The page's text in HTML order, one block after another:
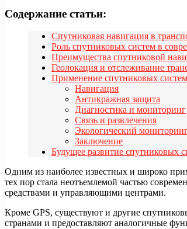
Содержание статьи:
Спутниковая навигация в
Роль спутниковых систем в
Преимущества спутниковой
Геолокация и отслеживание
Применение спутниковых
Навигация
Антикражная защита
Диагностика и мониторинг
Связь и развлечения
Экологический
Заключение
Будущее развитие спутниковых
Одним из наиболее известных и широко
тех пор стала неотъемлемой частью
средствами и управляющими центрами.
Кроме GPS, существуют и другие
странами и предоставляют аналогичные